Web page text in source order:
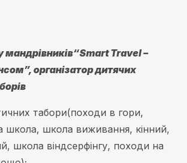
мандрівників“Smart Travel –
, організатор дитячих
табори(походи в гори,
школа, школа виживання, кінний,
школа віндсерфінгу, походи на